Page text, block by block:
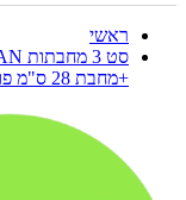
ראשי
+מחבת 28 ס"מ פוד אפיל Food appeal - יבואן רשמי